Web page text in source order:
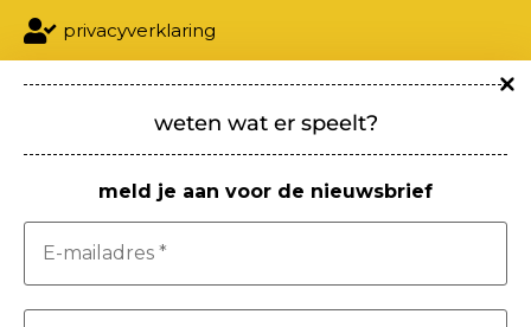
weten wat er speelt?
meld je aan voor de nieuwsbrief
privacyverklaring